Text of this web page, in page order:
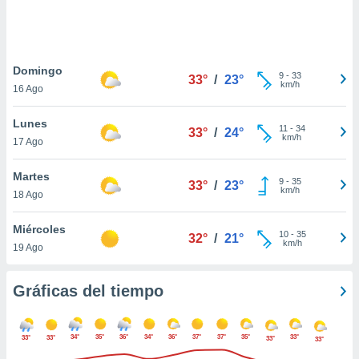
únicos
similares
como
IP
de
traten tus
a lo que
Domingo
16 Ago
33° / 23° 9- 33
km/h
Lunes
17 Ago
33° / 24° 11 - 34
km/h
Martes
18 Ago
33° / 23° 9- 35
km/h
Miércoles
19 Ago
32° / 21° 10- 35
km/h
Gráficas del tiempo
33° 33° 34° 35° 36° 34° 36° 37° 37° 35° 33° 33° 33°